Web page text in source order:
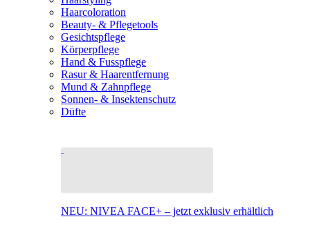
Haarcoloration
Beauty- & Pflegetools
Gesichtspflege
Körperpflege
Hand & Fusspflege
Rasur & Haarentfernung
Mund & Zahnpflege
Sonnen- & Insektenschutz
Düfte
NEU: NIVEA FACE+ – jetzt exklusiv erhältlich